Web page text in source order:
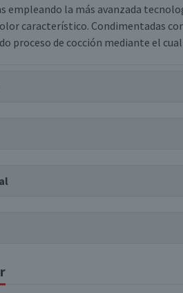
empleando la más avanzada
característico. Condimentadas
proceso de cocción mediante el
saborizante idéntico a